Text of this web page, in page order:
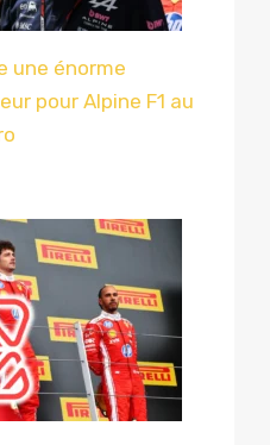
une énorme
pour Alpine F1 au